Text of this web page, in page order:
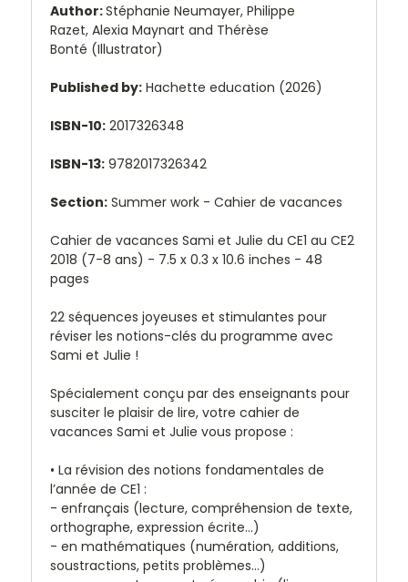
Author:Stéphanie Neumayer, Philippe
Razet, Alexia Maynart and Thérèse
Bonté (Illustrator)
Published by: Hachette education (2026)
ISBN-10: 2017326348
ISBN-13: 9782017326342
Section: Summer work - Cahier de vacances
Cahier de vacances Sami et Julie du CE1 au CE2
2018 (7-8 ans) - 7.5 x 0.3 x 10.6 inches - 48
pages
22 séquences joyeuses et stimulantes pour
réviser les notions-clés du programme avec
Sami et Julie !
Spécialement conçu par des enseignants pour
susciter le plaisir de lire, votre cahier de
vacances Sami et Julie vous propose :
• La révision des notions fondamentales de
l’année de CE1 :
- enfrançais (lecture, compréhension de texte,
orthographe, expression écrite…)
- en mathématiques (numération, additions,
soustractions, petits problèmes...)